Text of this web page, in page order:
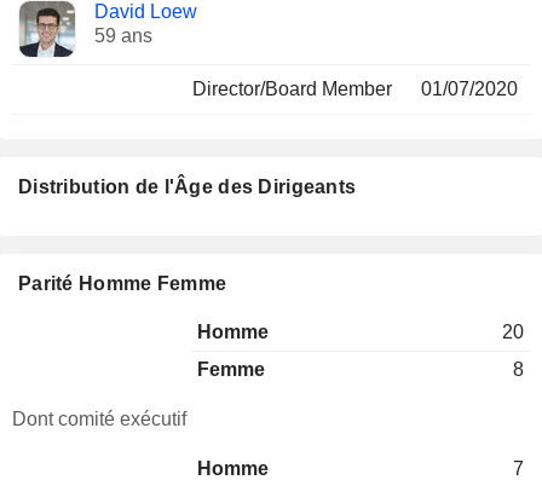
David Loew
59 ans
Director/Board Member 01/07/2020
Distribution de l'Âge des Dirigeants
Parité Homme Femme
Homme
20
Femme
8
Dont comité exécutif
Homme 7